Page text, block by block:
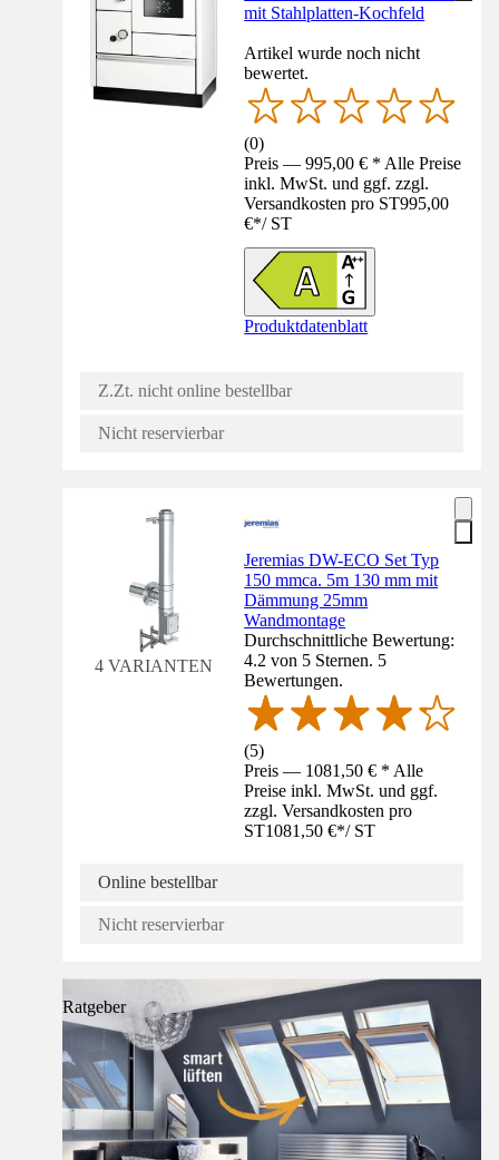
mit Stahlplatten-Kochfeld
Artikel wurde noch nicht
bewertet.
(0)
Preis — 995,00 € * Alle Preise
inkl. MwSt. und ggf. zzgl.
Versandkosten pro ST995,00
€*/ ST
Produktdatenblatt
Z.Zt. nicht online bestellbar
Nicht reservierbar
4 VARIANTEN
Jeremias DW-ECO Set Typ
150 mmca. 5m 130 mm mit
Dämmung 25mm
Wandmontage
Durchschnittliche Bewertung:
4.2 von 5 Sternen. 5
Bewertungen.
(5)
Preis — 1081,50 € * Alle
Preise inkl. MwSt. und ggf.
zzgl. Versandkosten pro
ST1081,50 €*/ ST
Online bestellbar
Nicht reservierbar
Ratgeber